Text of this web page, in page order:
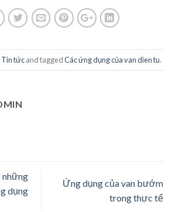
Tin tứcand taggedCác ứng dụng của van dien tu.
những
dụng
Ứng dụng của van bướm
trong thực tế